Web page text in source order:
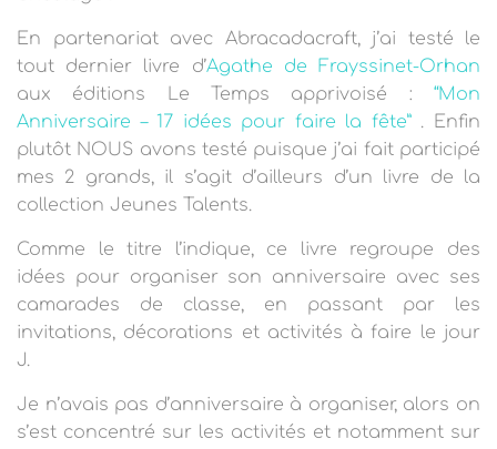
O
N
En partenariat avec Abracadacraft, j’ai testé le
tout dernier livre d’Agathe de Frayssinet-Orhan
aux éditions Le Temps apprivoisé :
“Mon
Anniversaire – 17 idées pour faire la fête”. Enfin
plutôt NOUS avons testé puisque j’ai fait participé
mes 2 grands, il s’agit d’ailleurs d’un livre de la
collection Jeunes Talents.
Comme le titre l’indique, ce livre regroupe des
idées pour organiser son anniversaire avec ses
camarades de classe, en passant par les
invitations, décorations et activités à faire le jour
J.
Je n’avais pas d’anniversaire à organiser, alors on
s’est concentré sur les activités et notamment sur